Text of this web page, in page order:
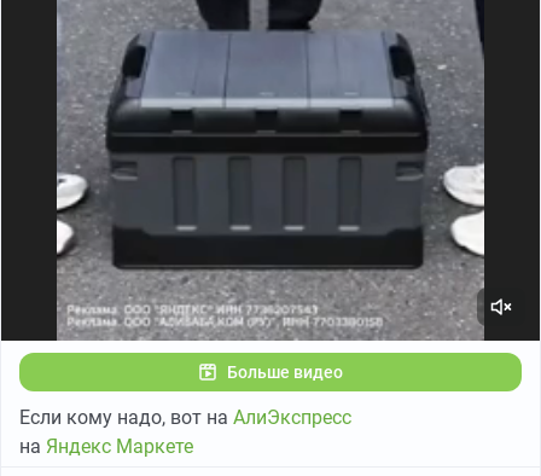
Больше видео
Если кому надо, вот на АлиЭкспресс
на Яндекс Маркете